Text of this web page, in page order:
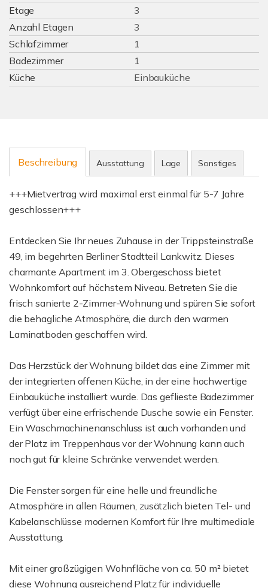
Etage
3
Anzahl Etagen
3
Schlafzimmer
1
Badezimmer
1
Küche
Einbauküche
Beschreibung Ausstattung Lage Sonstiges
+++Mietvertrag wird maximal erst einmal für 5-7 Jahre
geschlossen+++
Entdecken Sie Ihr neues Zuhause in der Trippsteinstraße
49, im begehrten Berliner Stadtteil Lankwitz. Dieses
charmante Apartment im 3. Obergeschoss bietet
Wohnkomfort auf höchstem Niveau. Betreten Sie die
frisch sanierte 2-Zimmer-Wohnung und spüren Sie sofort
die behagliche Atmosphäre, die durch den warmen
Laminatboden geschaffen wird.
Das Herzstück der Wohnung bildet das eine Zimmer mit
der integrierten offenen Küche, in der eine hochwertige
Einbauküche installiert wurde. Das geflieste Badezimmer
verfügt über eine erfrischende Dusche sowie ein Fenster.
Ein Waschmachinenanschluss ist auch vorhanden und
der Platz im Treppenhaus vor der Wohnung kann auch
noch gut für kleine Schränke verwendet werden.
Die Fenster sorgen für eine helle und freundliche
Atmosphäre in allen Räumen, zusätzlich bieten Tel- und
Kabelanschlüsse modernen Komfort für Ihre multimediale
Ausstattung.
Mit einer großzügigen Wohnfläche von ca. 50 m² bietet
diese Wohnung ausreichend Platz für individuelle